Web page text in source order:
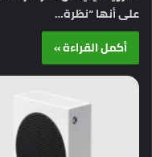
على أنها “نظرة…
أكمل القراءة »